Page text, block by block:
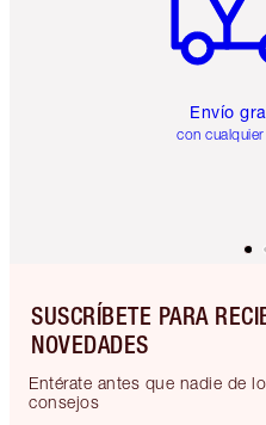
Envío
con
SUSCRÍBETE PARA
NOVEDADES
Entérate antes que nadie de
consejos